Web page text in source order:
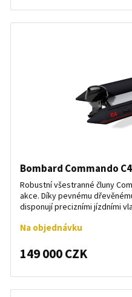
Bombard Commando
Robustní všestranné čluny
akce. Díky pevnému
disponují precizními jízdními
Na objednávku
149 000 CZK